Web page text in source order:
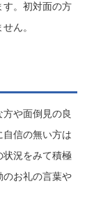
す。初対面の方
ん。
や面倒見の良
信の無い方は
状況をみて積極
のお礼の言葉や